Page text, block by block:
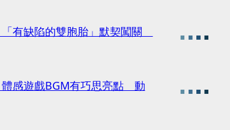
「有缺陷的雙胞胎」默契闖關
體感遊戲BGM有巧思亮點 動